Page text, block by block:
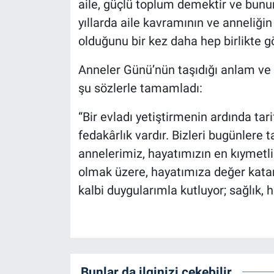
aile, güçlü toplum demektir ve
yıllarda aile kavramının ve
olduğunu bir kez daha hep birlikte
Anneler Günü’nün taşıdığı anlam
şu sözlerle tamamladı:
“Bir evladı yetiştirmenin ardında
fedakârlık vardır. Bizleri bugünlere
annelerimiz, hayatımızın en
olmak üzere, hayatımıza değer
kalbi duygularımla kutluyor;